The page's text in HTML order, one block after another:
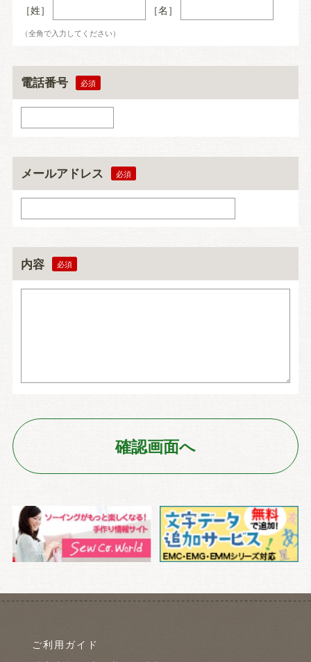
［姓］ ［名］
（全角で入力してください）
電話番号
メールアドレス
内容
ご利用ガイド